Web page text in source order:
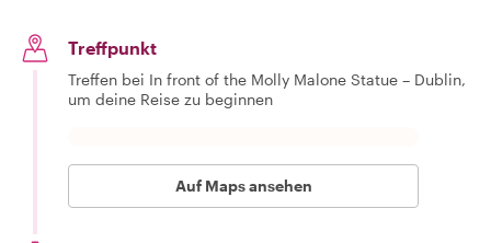
Treffpunkt
Treffen bei In front of the Molly Malone Statue – Dublin,
um deine Reise zu beginnen
Auf Maps ansehen